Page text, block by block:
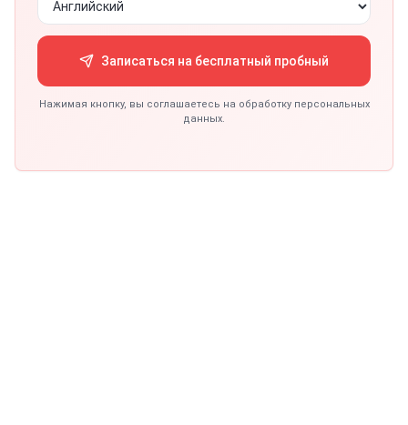
Записаться на бесплатный пробный
Нажимая кнопку, вы соглашаетесь на обработку персональных
данных.